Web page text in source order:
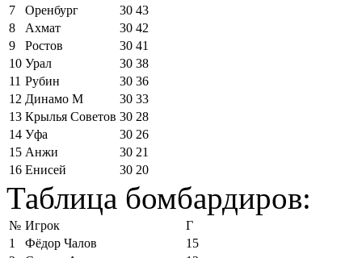
7
Оренбург 30 43
8
Ахмат 30 42
9
Ростов 30 41
10 Урал 30 38
11 Рубин 30 36
12 Динамо М 30 33
13 Крылья Советов 30 28
14 Уфа 30 26
15 Анжи 30 21
16 Енисей 30 20
Таблица бомбардиров:
№ Игрок
Г
1
Фёдор Чалов
15